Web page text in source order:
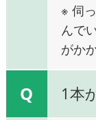
※ 伺
んで
がか
Q 1本